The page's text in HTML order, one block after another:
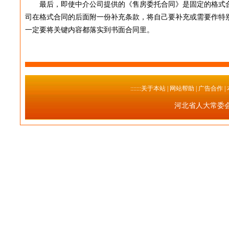
最后，即使中介公司提供的《售房委托合同》是固定的格式
司在格式合同的后面附一份补充条款，将自己要补充或需要作
一定要将关键内容都落实到书面合同里。
:::::::关于本站| 网站帮助 | 广告合作 |
河北省人大常委